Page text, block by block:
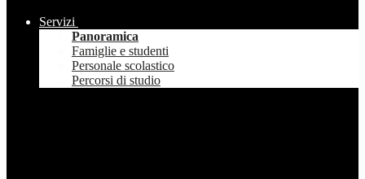
Servizi
Panoramica
Famiglie e studenti
Personale scolastico
Percorsi di studio